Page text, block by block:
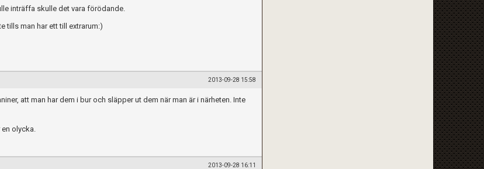
inträffa skulle det vara förödande.
tills man har ett till extrarum:)
2013-09-28 15:58
att man har dem i bur och släpper ut dem när man är i närheten. Inte
olycka.
2013-09-28 16:11